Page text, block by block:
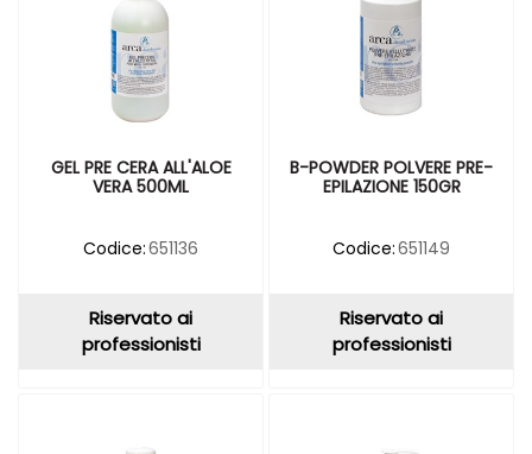
GEL PRE CERA ALL'ALOE
VERA 500ML
Codice:651136
Riservato ai
professionisti
B-POWDER POLVERE PRE-
EPILAZIONE 150GR
Codice:651149
Riservato ai
professionisti